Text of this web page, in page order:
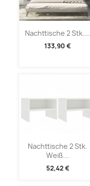
Nachttische 2 Stk....
133,90 €
Nachttische 2 Stk.
Weiß...
52,42 €